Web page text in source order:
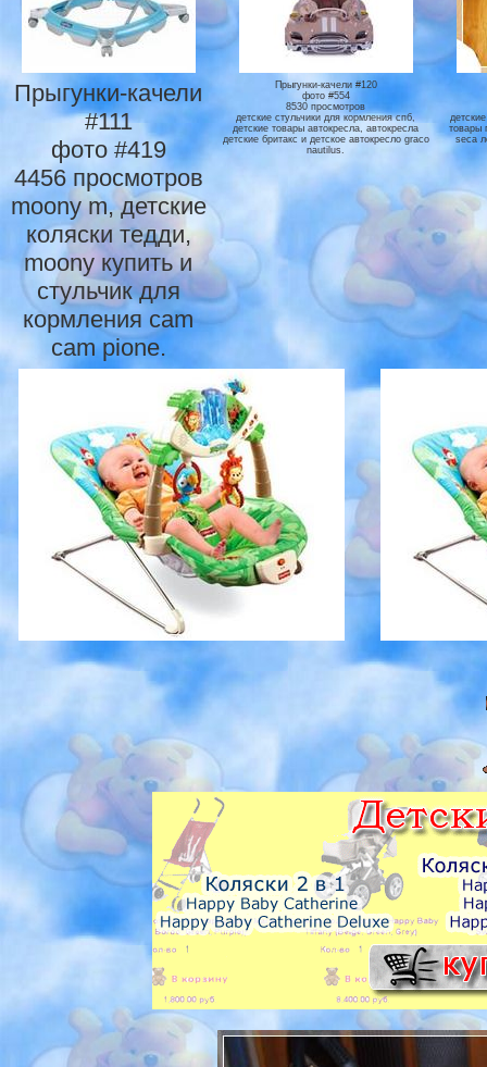
Прыгунки-качели
#111
фото #419
4456 просмотров
moony m, детские
коляски тедди,
moony купить и
стульчик для
кopмлeния cam
cam pione.
Прыгунки-качели #120
фото #554
8530 просмотров
детские стульчики для кормления спб,
детские товары автокресла, автокресла
детские бритакс и детское автокресло graco
nautilus.
товары
seca